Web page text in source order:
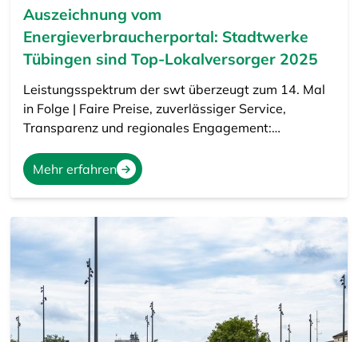
Auszeichnung vom
Energieverbraucherportal: Stadtwerke
Tübingen sind Top-Lokalversorger 2025
Leistungsspektrum der swt überzeugt zum 14. Mal
in Folge | Faire Preise, zuverlässiger Service,
Transparenz und regionales Engagement:…
Mehr erfahren